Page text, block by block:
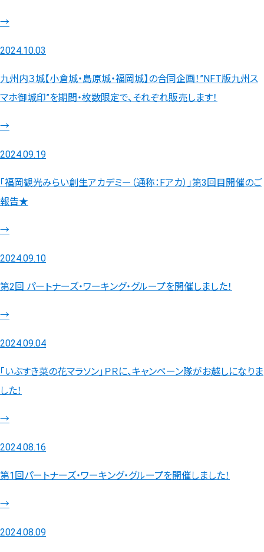
→
2024.10.03
九州内３城【小倉城・島原城・福岡城】の合同企画！”NFT版九州ス
マホ御城印”を期間・枚数限定で、それぞれ販売します！
→
2024.09.19
「福岡観光みらい創生アカデミー（通称：Fアカ）」第3回目開催のご
報告★
→
2024.09.10
第2回 パートナーズ・ワーキング・グループを開催しました！
→
2024.09.04
「いぶすき菜の花マラソン」ＰＲに、キャンペーン隊がお越しになりま
した！
→
2024.08.16
第1回パートナーズ・ワーキング・グループを開催しました！
→
2024.08.09